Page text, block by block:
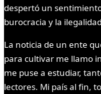
despertó un
burocracia y la
La noticia de un ente
para cultivar me llamo
me puse a estudiar,
lectores. Mi país al fin,